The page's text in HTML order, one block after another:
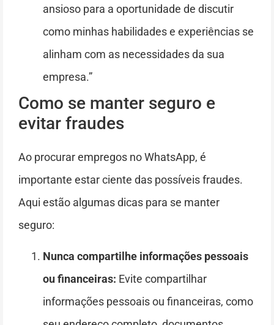
ansioso para a oportunidade de discutir
como minhas habilidades e experiências se
alinham com as necessidades da sua
empresa.”
Como se manter seguro e
evitar fraudes
Ao procurar empregos no WhatsApp, é
importante estar ciente das possíveis fraudes.
Aqui estão algumas dicas para se manter
seguro:
Nunca compartilhe informações pessoais
ou financeiras: Evite compartilhar
informações pessoais ou financeiras, como